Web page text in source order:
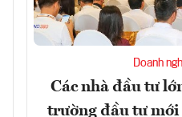
Doanh
Các nhà đầu tư
trường đầu tư mới